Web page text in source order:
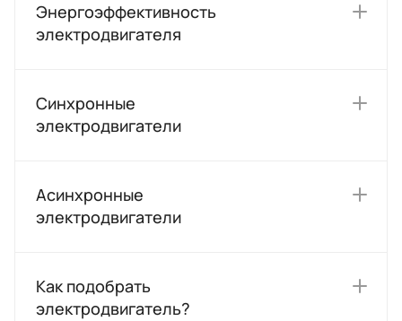
Энергоэффективность
электродвигателя
Синхронные
электродвигатели
Асинхронные
электродвигатели
Как подобрать
электродвигатель?